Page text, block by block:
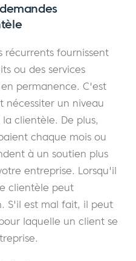
récurrents fournissent
ou des services
permanence. C'est
nécessiter un niveau
clientèle. De plus,
chaque mois ou
à un soutien plus
entreprise. Lorsqu'il
clientèle peut
S'il est mal fait, il peut
laquelle un client se